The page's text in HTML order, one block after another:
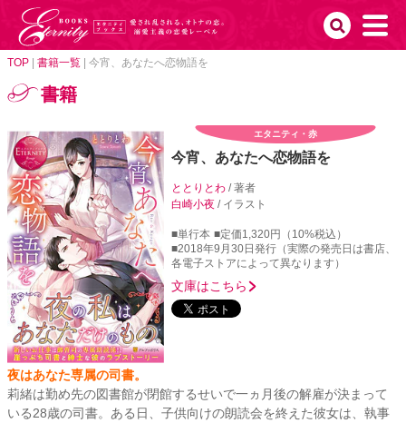
TOP 書籍一覧 今宵、あなたへ恋物語を
書籍
エタニティ・赤
今宵、あなたへ恋物語を
ととりとわ/ 著者
白崎小夜 / イラスト
■単行本 ■定価1,320円（10%税込）
■2018年9月30日発行（実際の発売日は書店、
各電子ストアによって異なります）
文庫はこちら
夜はあなた専属の司書。
莉緒は勤め先の図書館が閉館するせいで一ヵ月後の解雇が決まって
いる28歳の司書。ある日、子供向けの朗読会を終えた彼女は、執事